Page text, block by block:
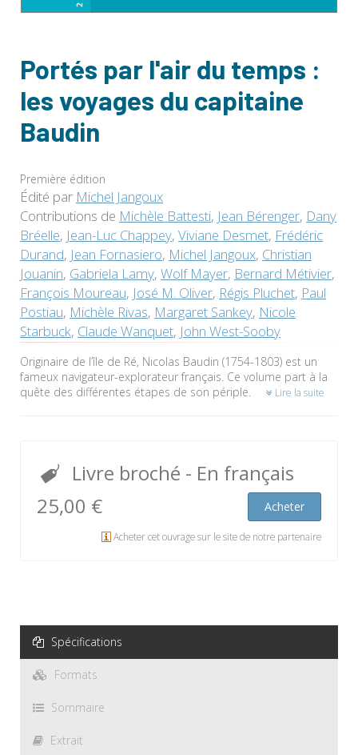
Portés par l'air du temps :
les voyages du capitaine
Baudin
Première édition
Édité par Michel Jangoux
Contributions de Michèle Battesti, Jean Bérenger, Dany
Bréelle, Jean-Luc Chappey, Viviane Desmet, Frédéric
Durand, Jean Fornasiero, Michel Jangoux, Christian
Jouanin, Gabriela Lamy, Wolf Mayer, Bernard Métivier,
François Moureau, José M. Oliver, Régis Pluchet, Paul
Postiau, Michèle Rivas, Margaret Sankey, Nicole
Starbuck, Claude Wanquet, John West-Sooby
Originaire de l’île de Ré, Nicolas Baudin (1754-1803) est un
fameux navigateur-explorateur français. Ce volume part à la
quête des différentes étapes de son périple.
Lire la suite
Livre broché - En français
25,00 €
Acheter
Acheter cet ouvrage sur le site de notre partenaire
Spécifications
Formats
Sommaire
Extrait